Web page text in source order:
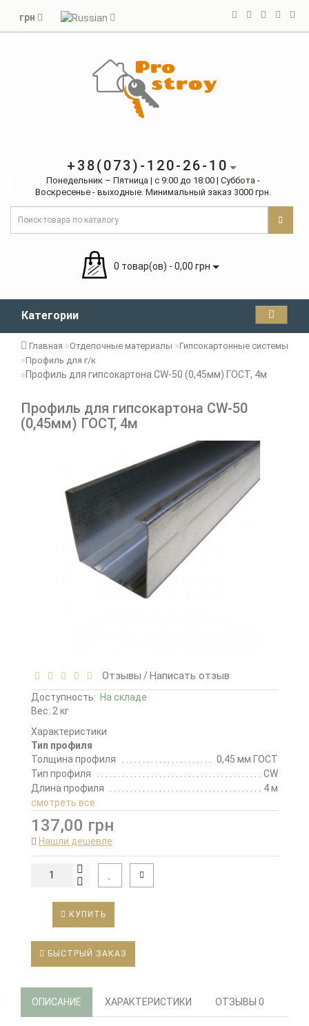
грн
+38(073)-120-26-10
Понедельник – Пятница | с 9:00 до 18:00 | Суббота -
Воскресенье - выходные. Минимальный заказ 3000 грн.
0 товар(ов) - 0,00 грн
Категории
Главная Отделочные материалы
Гипсокартонные системы
Профиль для г/к
Профиль для гипсокартона CW-50 (0,45мм) ГОСТ, 4м
Профиль для гипсокартона CW-50
(0,45мм) ГОСТ, 4м
Отзывы /Написать отзыв
Доступность: На складе
Вес: 2 кг
Характеристики
Тип профиля
Толщина профиля
0,45 мм ГОСТ
Тип профиля
CW
Длина профиля
4 м
смотреть все
137,00 грн
Нашли дешевле
КУПИТЬ
БЫСТРЫЙ ЗАКАЗ
ОПИСАНИЕ ХАРАКТЕРИСТИКИ ОТЗЫВЫ 0